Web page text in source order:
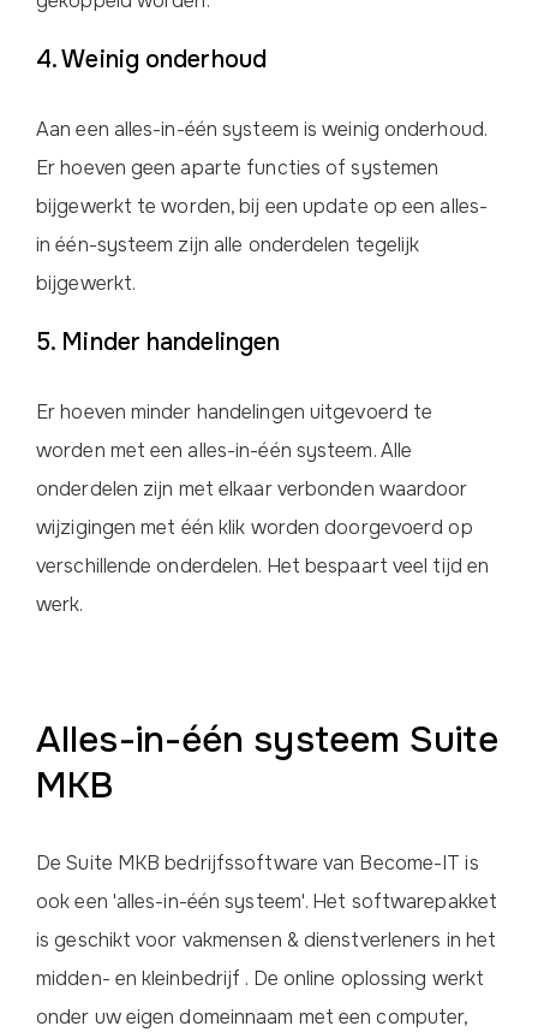
4. Weinig onderhoud
Aan een alles-in-één systeem is weinig onderhoud.
Er hoeven geen aparte functies of systemen
bijgewerkt te worden, bij een update op een alles-
in één-systeem zijn alle onderdelen tegelijk
bijgewerkt.
5. Minder handelingen
Er hoeven minder handelingen uitgevoerd te
worden met een alles-in-één systeem. Alle
onderdelen zijn met elkaar verbonden waardoor
wijzigingen met één klik worden doorgevoerd op
verschillende onderdelen. Het bespaart veel tijd en
werk.
Alles-in-één systeem Suite
MKB
De Suite MKB bedrijfssoftware van Become-IT is
ook een 'alles-in-één systeem'. Het softwarepakket
is geschikt voor vakmensen & dienstverleners in het
midden- en kleinbedrijf . De online oplossing werkt
onder uw eigen domeinnaam met een computer,